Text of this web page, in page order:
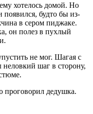
хотелось домой. Но
будто бы из-
в сером пиджаке.
он полез в пухлый
не мог. Шагая с
шаг в сторону,
дедушка.